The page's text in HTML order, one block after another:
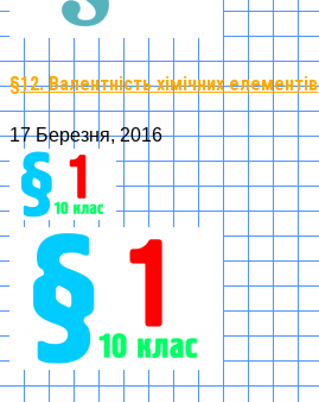
§12. Валентність хімічних елементів
17 Березня, 2016